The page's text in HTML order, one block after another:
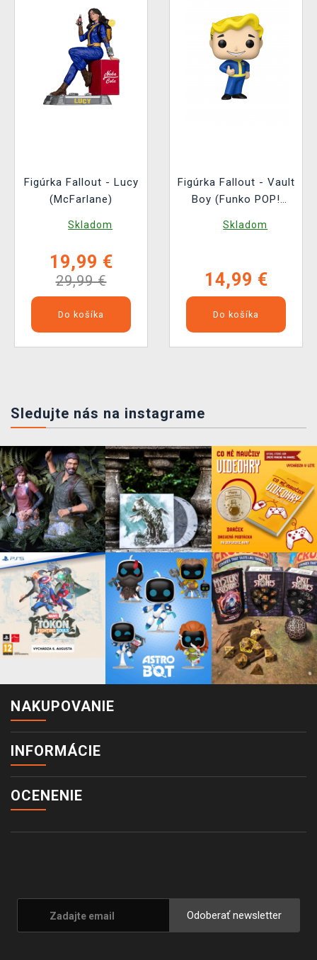
Figúrka Fallout - Lucy
(McFarlane)
Skladom
19,99 €
29,99 €
Do košíka
Figúrka Fallout - Vault
Boy (Funko POP!
Skladom
14,99 €
Do košíka
Sledujte nás na instagrame
NAKUPOVANIE
INFORMÁCIE
OCENENIE
Odoberať newsletter